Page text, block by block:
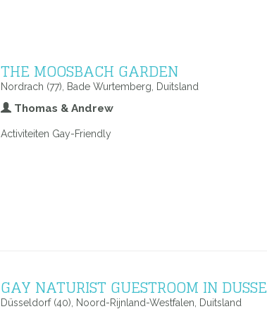
THE MOOSBACH GARDEN
Nordrach (77), Bade Wurtemberg, Duitsland
Thomas & Andrew
Activiteiten Gay-Friendly
GAY NATURIST GUESTROOM IN
Düsseldorf (40), Noord-Rijnland-Westfalen, Duitsland